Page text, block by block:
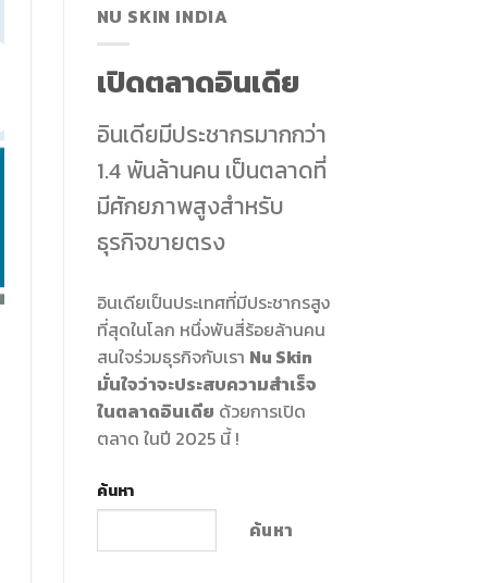
NU SKIN INDIA
เปิดตลาดอินเดีย
อินเดียมีประชากรมากกว่า
1.4 พันล้านคน เป็นตลาดที่
มีศักยภาพสูงสำหรับ
ธุรกิจขายตรง
อินเดียเป็นประเทศที่มีประชากรสูง
ที่สุดในโลก หนึ่งพันสี่ร้อยล้านคน
สนใจร่วมธุรกิจกับเรา Nu Skin
มั่นใจว่าจะประสบความสำเร็จ
ในตลาดอินเดีย ด้วยการเปิด
ตลาด ในปี 2025 นี้ !
ค้นหา
ค้นหา